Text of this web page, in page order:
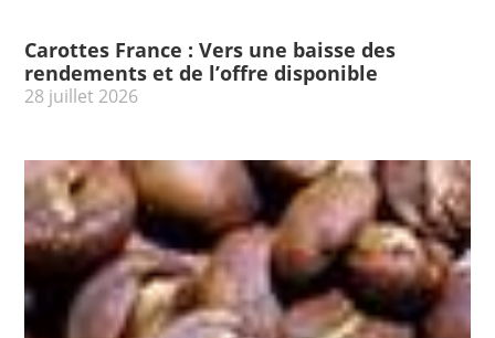
Carottes France : Vers une baisse des
rendements et de l’offre disponible
28 juillet 2026